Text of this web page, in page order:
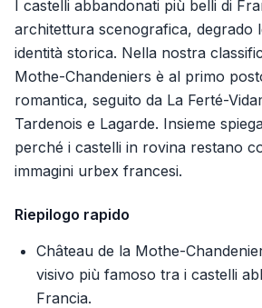
I castelli abbandonati più belli di
architettura scenografica, degrado
identità storica. Nella nostra
Mothe-Chandeniers è al primo
romantica, seguito da La Ferté-
Tardenois e Lagarde. Insieme
perché i castelli in rovina restano
immagini urbex francesi.
Riepilogo rapido
Château de la Mothe-
visivo più famoso tra i castelli
Francia.